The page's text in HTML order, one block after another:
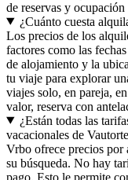
de reservas y
¿Cuánto cuesta
Los precios de los
factores como las
de alojamiento y la
tu viaje para explorar
viajes solo, en pareja,
valor, reserva con
¿Están todas las
vacacionales de
Vrbo ofrece precios por
su búsqueda. No hay
pago. Esto le permite